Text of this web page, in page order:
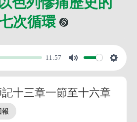
次循環
11:57
十三章一節至十六章